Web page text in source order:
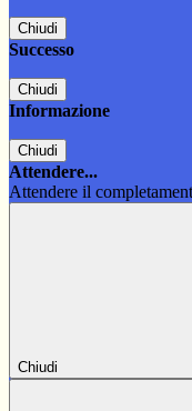
Chiudi
Successo
Chiudi
Informazione
Chiudi
Attendere...
Attendere il
Chiudi